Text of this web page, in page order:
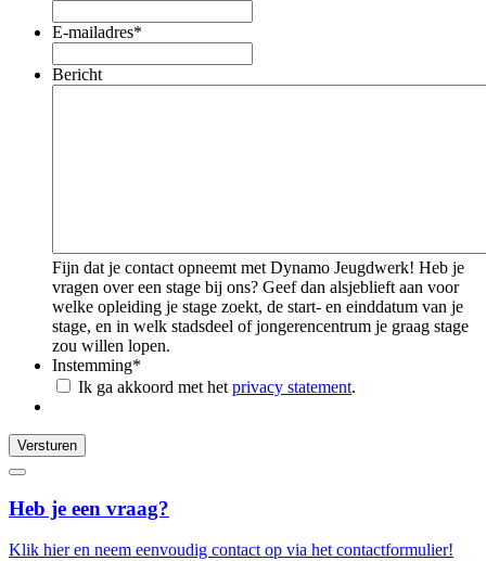
E-mailadres*
Bericht
Fijn dat je contact opneemt met Dynamo Jeugdwerk! Heb je
vragen over een stage bij ons? Geef dan alsjeblieft aan voor
welke opleiding je stage zoekt, de start- en einddatum van je
stage, en in welk stadsdeel of jongerencentrum je graag stage
zou willen lopen.
Instemming*
Ik ga akkoord met het privacy statement.
Versturen
Heb je een vraag?
Klik hier en neem eenvoudig contact op via het contactformulier!